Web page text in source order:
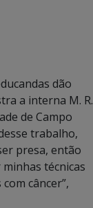
dão
a interna M. R.
de Campo
trabalho,
presa, então
técnicas
câncer”,